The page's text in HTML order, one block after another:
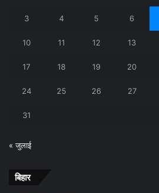
3 4 5 6
10 11 12 13
17 18 19 20
24 25 26 27
31
« जुलाई
बिहार